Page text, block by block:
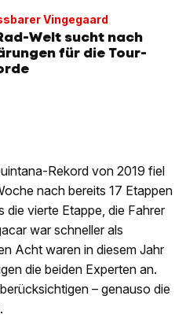
Vingegaard
Welt sucht nach
für die Tour-
Rekord von 2019 fiel
nach bereits 17 Etappen
die vierte Etappe, die Fahrer
war schneller als
Acht waren in diesem Jahr
die beiden Experten an.
– genauso die